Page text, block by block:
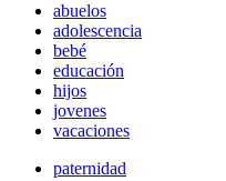
abuelos
adolescencia
bebé
educación
hijos
jovenes
vacaciones
paternidad